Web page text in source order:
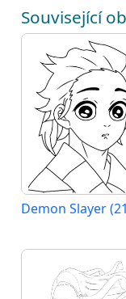
Související
Demon Slayer